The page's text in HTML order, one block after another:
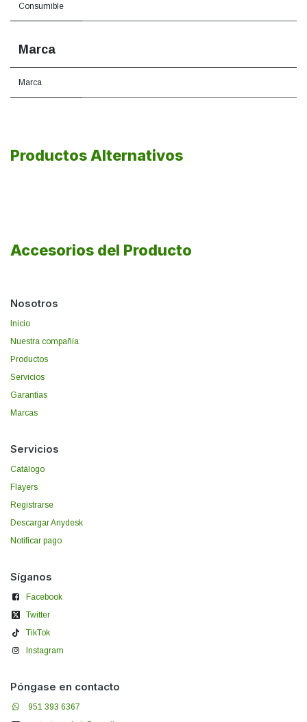
Consumible
Marca
Marca
Productos Alternativos
Accesorios del Producto
Nosotros
Inicio
Nuestra compañía
Productos
Servicios
Garantías
Marcas
Servicios
Catálogo
Flayers
Registrarse
Descargar Anydesk
Notificar pago
Síganos
Facebook
Twitter
TikTok
Instagram
Póngase en contacto
951 393 6367